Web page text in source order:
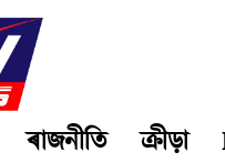
ৰাজনীতি ক্ৰীড়া